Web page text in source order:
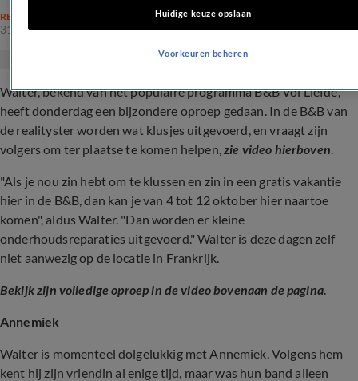
REALITY
31 aug 2023, 16:31
Walter, bekend van het populaire programma B&B Vol Liefde,
heeft donderdag een bijzondere oproep gedaan. In de B&B van
de realityster worden wat klusjes uitgevoerd, en vraagt zijn
volgers om ter plaatse te komen helpen,zie video hierboven.
"Als je nou zin hebt om te klussen en zin in een gratis vakantie
hier in de B&B, dan kan je van 4 tot 12 oktober hier naartoe
komen", aldus Walter. "Dan worden er kleine
onderhoudsreparaties uitgevoerd." Walter is deze dagen zelf
niet aanwezig op de locatie in Frankrijk.
Bekijk zijn volledige oproep in de video bovenaan de pagina.
Annemiek
Walter is momenteel dolgelukkig met Annemiek. Volgens hem
kent hij zijn vriendin al enige tijd, maar was hun band alleen
Huidige keuze opslaan
Voorkeuren beheren